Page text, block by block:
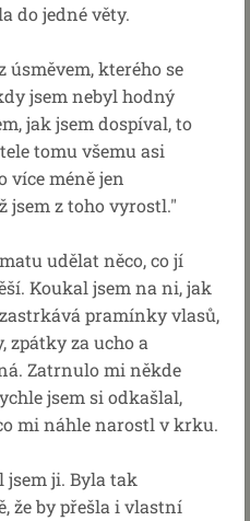
do jedné věty.
úsměvem, kterého se
jsem nebyl hodný
jak jsem dospíval, to
tomu všemu asi
více méně jen
jsem z toho vyrostl."
udělat něco, co jí
Koukal jsem na ni, jak
pramínky vlasů,
zpátky za ucho a
Zatrnulo mi někde
jsem si odkašlal,
mi náhle narostl v krku.
jsem ji. Byla tak
že by přešla i vlastní